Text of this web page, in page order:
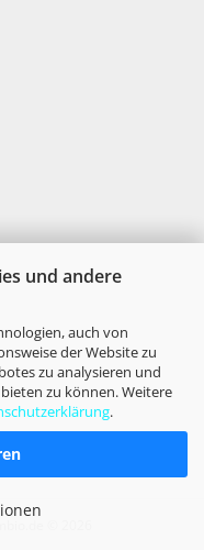
und andere
auch von
der Website zu
zu analysieren und
zu können. Weitere
.